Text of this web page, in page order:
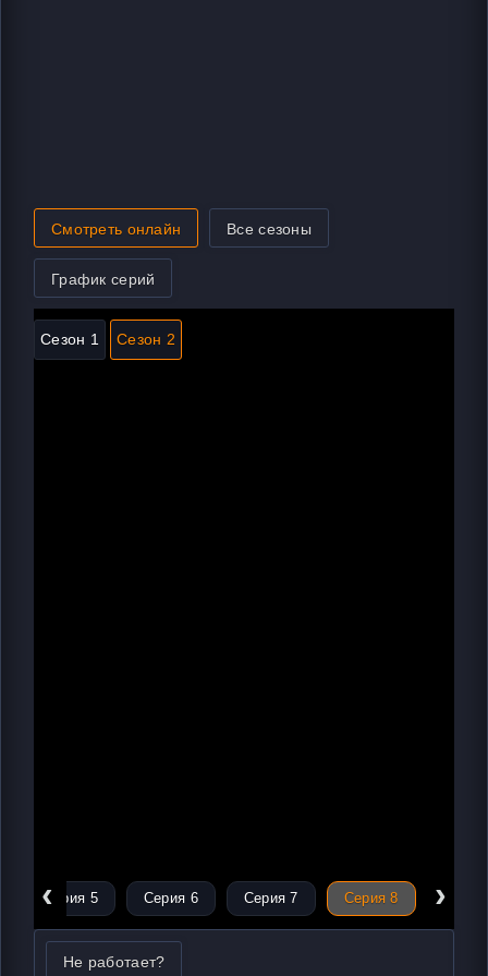
Смотреть онлайн Все сезоны
График серий
Сезон 1 Сезон 2
‹
Серия 5 Серия 6 Серия 7 Серия 8 ›
Не работает?